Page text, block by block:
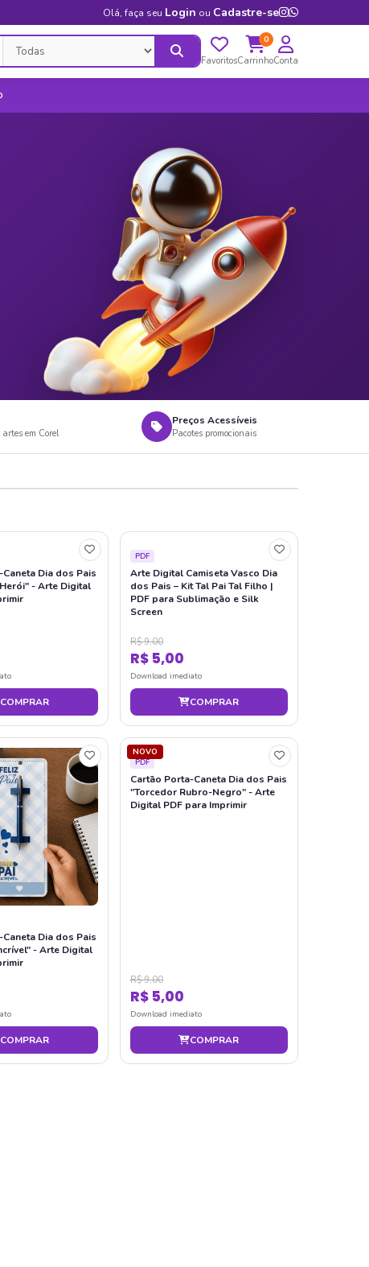
Olá, faça seu Login ou Cadastre-se
Favoritos
0
CarrinhoConta
artes em Corel
Preços Acessíveis
Pacotes promocionais
Dia dos Pais
- Arte Digital
COMPRAR
PDF
Arte Digital Camiseta Vasco Dia
dos Pais – Kit Tal Pai Tal Filho |
PDF para Sublimação e Silk
Screen
R$ 9,00
R$ 5,00
Download imediato
COMPRAR
Dia dos Pais
- Arte Digital
COMPRAR
NOVO
PDF
Cartão Porta-Caneta Dia dos Pais
"Torcedor Rubro-Negro" - Arte
Digital PDF para Imprimir
R$ 9,00
R$ 5,00
Download imediato
COMPRAR